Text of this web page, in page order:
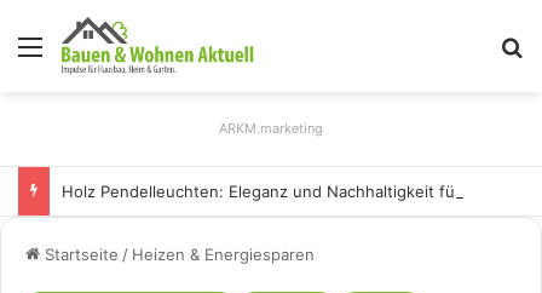
Menü
ARKM.marketing
Startseite / Heizen & Energiesparen